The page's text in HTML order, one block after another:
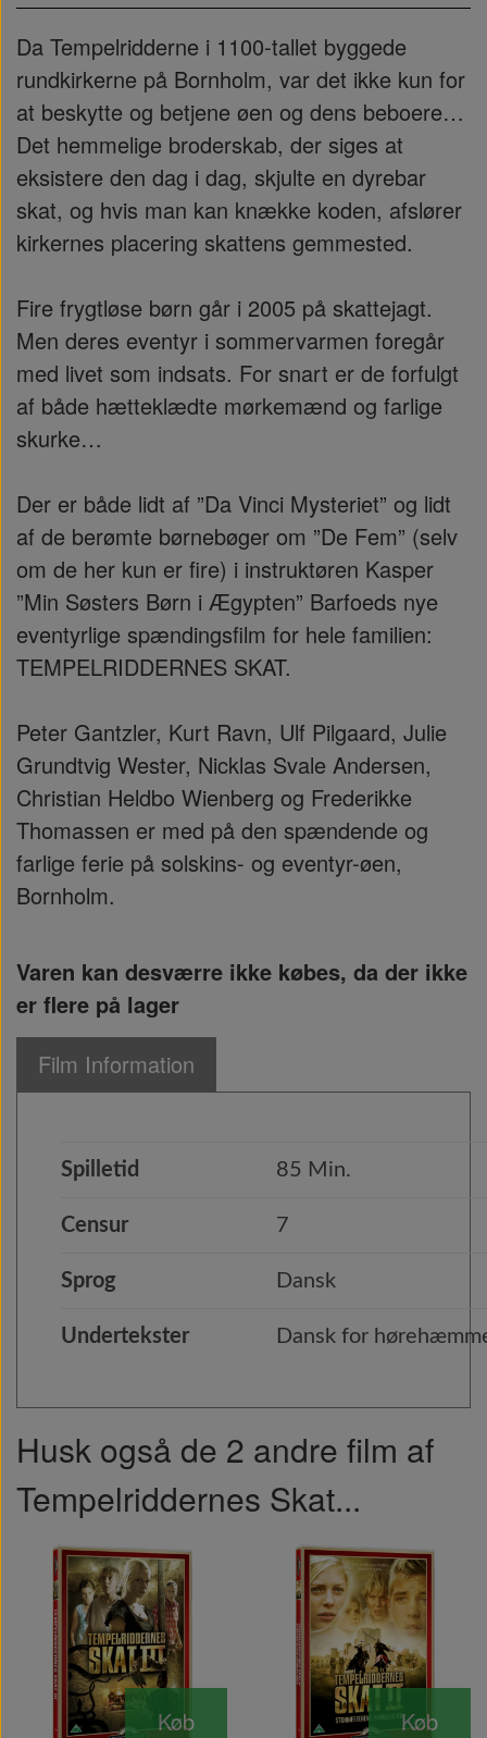
Da Tempelridderne i 1100-tallet byggede
rundkirkerne på Bornholm, var det ikke kun for
at beskytte og betjene øen og dens beboere…
Det hemmelige broderskab, der siges at
eksistere den dag i dag, skjulte en dyrebar
skat, og hvis man kan knække koden, afslører
kirkernes placering skattens gemmested.
Fire frygtløse børn går i 2005 på skattejagt.
Men deres eventyr i sommervarmen foregår
med livet som indsats. For snart er de forfulgt
af både hætteklædte mørkemænd og farlige
skurke…
Der er både lidt af ”Da Vinci Mysteriet” og lidt
af de berømte børnebøger om ”De Fem” (selv
om de her kun er fire) i instruktøren Kasper
”Min Søsters Børn i Ægypten” Barfoeds nye
eventyrlige spændingsfilm for hele familien:
TEMPELRIDDERNES SKAT.
Peter Gantzler, Kurt Ravn, Ulf Pilgaard, Julie
Grundtvig Wester, Nicklas Svale Andersen,
Christian Heldbo Wienberg og Frederikke
Thomassen er med på den spændende og
farlige ferie på solskins- og eventyr-øen,
Bornholm.
Varen kan desværre ikke købes, da der ikke
er flere på lager
Film Information
Spilletid 85 Min.
Censur 7
Sprog Dansk
Undertekster Dansk for
Husk også de 2 andre film af
Tempelriddernes Skat...
Køb Køb